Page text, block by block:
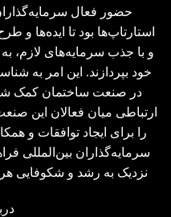
حضور فعال
استارتاپ‌ها بود تا ایده‌ها و
و با جذب سرمایه‌های
خود بپردازند. این امر به
در صنعت ساختمان کمک
ارتباطی میان فعالان این
را برای ایجاد توافقات و
سرمایه‌گذاران بین‌المللی
نزدیک به رشد و شکوفایی